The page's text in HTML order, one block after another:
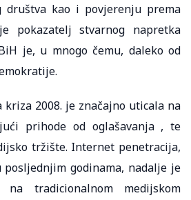
društva kao i povjerenju prema
pokazatelj stvarnog napretka
je, u mnogo čemu, daleko od
kriza 2008. je značajno uticala na
prihode od oglašavanja , te
tržište. Internet penetracija,
godinama, nadalje je
na tradicionalnom medijskom